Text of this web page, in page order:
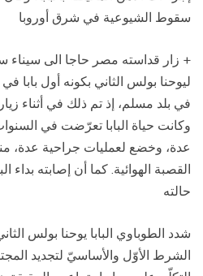
سقوط الشيوعية في شرق أوروبا
ليوحنا بولس الثاني بكونه أول بابا
وكانت حياة البابا تعرّضت في
عدة، وخضع لعمليات جراحية عدة،
القصبة الهوائية. كما أن إصابته
حالته
شدد الطوباوي البابا يوحنا بولس
الشرط الأوّل والأساسيّ لتجديد